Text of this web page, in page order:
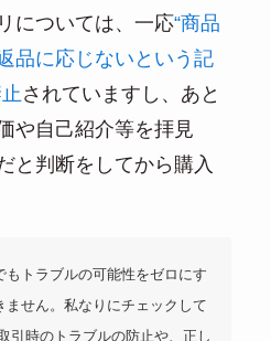
については、一応“商品
品に応じないという記
されていますし、あと
や自己紹介等を拝見
と判断をしてから購入
もトラブルの可能性をゼロにす
ません。私なりにチェックして
引時のトラブルの防止や、正し